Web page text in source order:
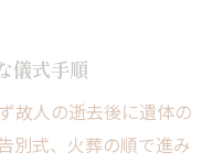
儀式手順
故人の逝去後に遺体の
別式、火葬の順で進み